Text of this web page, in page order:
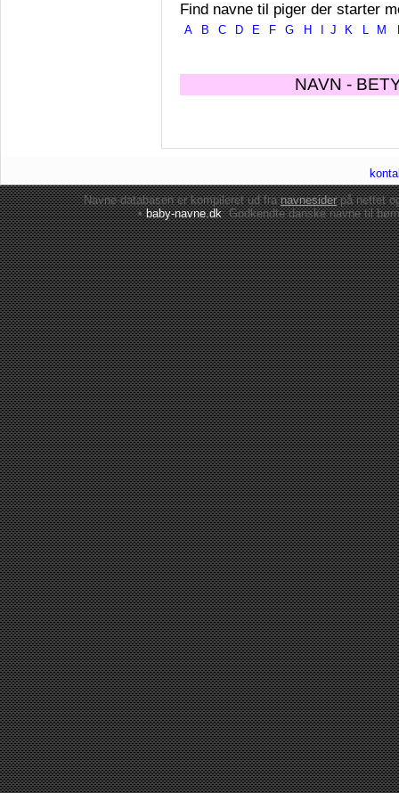
Find navne til piger der starter
A B C D E F G H J K L M
NAVN -
Navne-databasen er kompileret ud franavnesiderpå nettet
•baby-navne.dk: Godkendte danskenavne til børn